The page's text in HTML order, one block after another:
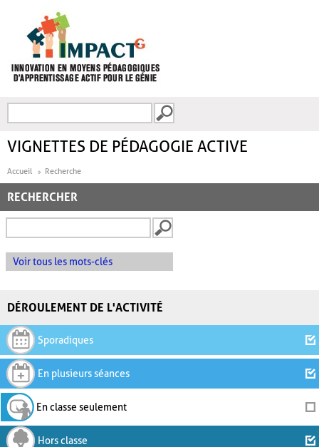
FORMULAIRE DE
VIGNETTES DE PÉDAGOGIE ACTIVE
Accueil Recherche
RECHERCHER
Voir tous les mots-clés
DÉROULEMENT DE L'ACTIVITÉ
Sporadiques
En plusieurs séances
En classe seulement
Hors classe